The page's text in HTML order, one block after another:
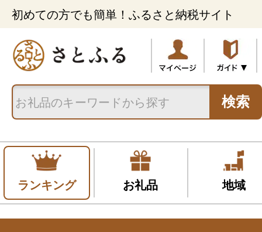
初めての方でも簡単！ふるさと納税サイト
検索
ランキング お礼品 地域